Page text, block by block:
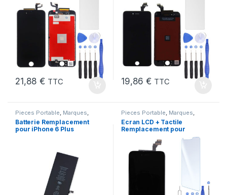
21,88€ TTC 19,86€ TTC
Pieces Portable Marques
iPhone 6 Plus Batteries et
chargeurs,Batteries Apple
Batterie Remplacement
pour iPhone 6 Plus
Pieces Portable Marques
iPhone 6 Plus
Ecran LCD + Tactile
Remplacement pour
iPhone 6 Plus Noir + Kit